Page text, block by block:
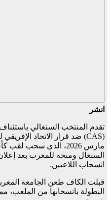
انشر
تقدم المنتخب السنغالي
انسحاب اللاعبين.
قبلت الكاف طعن الجامعة